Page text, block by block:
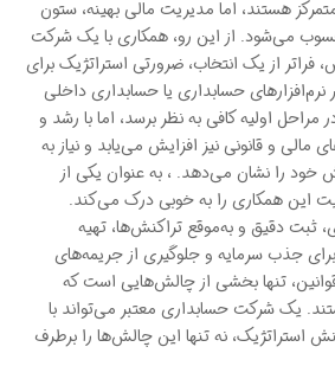
هستند، اما مدیریت مالی بهینه، ستون
می‌شود. از این رو، همکاری با یک شرکت
از یک انتخاب، ضرورتی استراتژیک برای
حسابداری یا حسابداری داخلی
اولیه کافی به نظر برسد، اما با رشد و
مالی و قانونی نیز افزایش می‌یابد و نیاز به
را نشان می‌دهد. ، به عنوان یکی از
این همکاری را به خوبی درک می‌کند.
ثبت دقیق و به‌موقع تراکنش‌ها، تهیه
جذب سرمایه و جلوگیری از جریمه‌های
قوانین، تنها بخشی از چالش‌هایی است که
یک شرکت حسابداری معتبر می‌تواند با
استراتژیک، نه تنها این چالش‌ها را برطرف